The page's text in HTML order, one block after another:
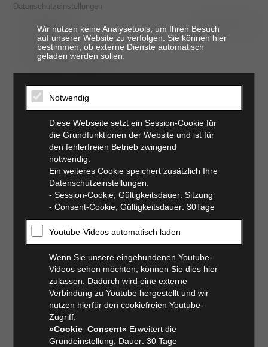
Datenschutzeinstellungen
Wir nutzen keine Analysetools, um Ihren Besuch
auf unserer Website zu verfolgen. Sie können hier
bestimmen, ob externe Dienste automatisch
geladen werden sollen.
Notwendig
Diese Webseite setzt ein Session-Cookie für
die Grundfunktionen der Website und ist für
den fehlerfreien Betrieb zwingend
notwendig.
Ein weiteres Cookie speichert zusätzlich Ihre
Datenschutzeinstellungen.
- Session-Cookie, Gültigkeitsdauer: Sitzung
- Consent-Cookie, Gültigkeitsdauer: 30Tage
Youtube-Videos automatisch laden
Wenn Sie unsere eingebundenen Youtube-
Videos sehen möchten, können Sie dies hier
zulassen. Dadurch wird eine externe
Verbindung zu Youtube hergestellt und wir
nutzen hierfür den cookiefreien Youtube-
Zugriff.
»Cookie_Consent« Erweitert die
Grundeinstellung, Dauer: 30 Tage
t. 06821 17 94 94